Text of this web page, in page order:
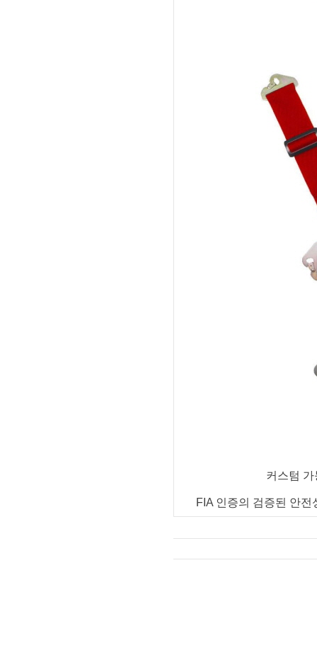
커스텀
FIA 인증의 검증된 안